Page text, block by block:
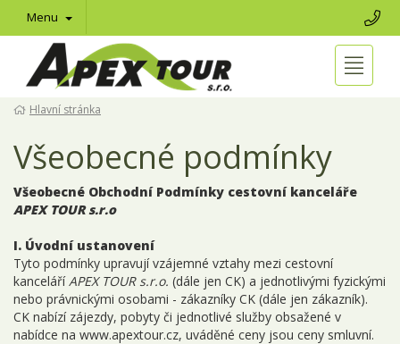
Menu
Hlavní stránka
Všeobecné podmínky
Všeobecné Obchodní Podmínky cestovní kanceláře
APEX TOUR s.r.o
I. Úvodní ustanovení
Tyto podmínky upravují vzájemné vztahy mezi cestovní
kanceláříAPEX TOUR s.r.o. (dále jen CK) a jednotlivými fyzickými
nebo právnickými osobami - zákazníky CK (dále jen zákazník).
CK nabízí zájezdy, pobyty či jednotlivé služby obsažené v
nabídce na www.apextour.cz, uváděné ceny jsou ceny smluvní.